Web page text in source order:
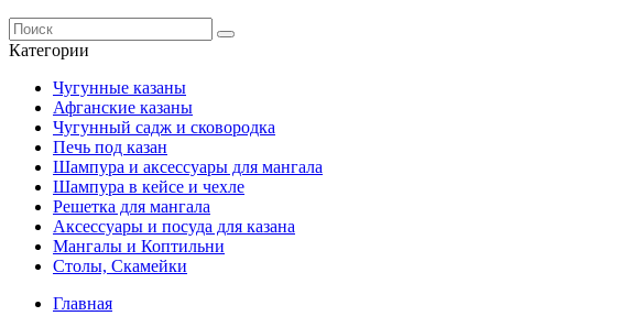
Категории
Чугунные казаны
Афганские казаны
Чугунный садж и сковородка
Печь под казан
Шампура и аксессуары для мангала
Шампура в кейсе и чехле
Решетка для мангала
Аксессуары и посуда для казана
Мангалы и Коптильни
Столы, Скамейки
Главная